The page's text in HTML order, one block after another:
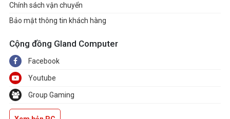
Chính sách vận chuyển
Bảo mật thông tin khách hàng
Cộng đồng Gland Computer
Facebook
Youtube
Group Gaming